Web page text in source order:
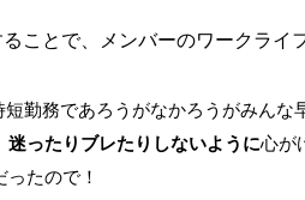
ことで、メンバーのワークライ
短勤務であろうがなかろうがみん
ったりブレたりしないように心が
たので！